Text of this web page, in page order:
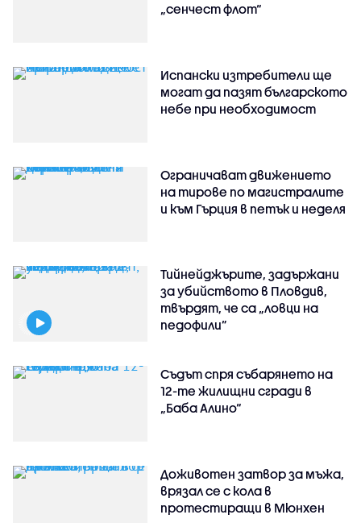
„сенчест флот“
Испански изтребители ще
могат да пазят българското
небе при необходимост
Ограничават движението
на тирове по магистралите
и към Гърция в петък и неделя
Тийнейджърите, задържани
за убийството в Пловдив,
твърдят, че са „ловци на
педофили”
Съдът спря събарянето на
12-те жилищни сгради в
„Баба Алино“
Доживотен затвор за мъжа,
врязал се с кола в
протестиращи в Мюнхен